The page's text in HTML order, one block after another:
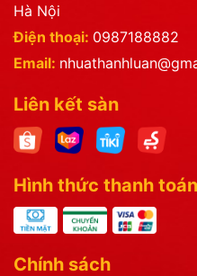
Hà Nội
Điện thoại: 0987188882
Email:
Liên kết sàn
Hình thức thanh toán
Chính sách